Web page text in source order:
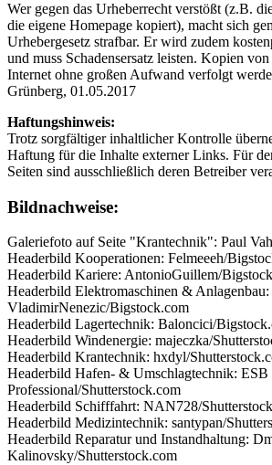
Wer gegen das Urheberrecht verstößt (z.B.
die eigene Homepage kopiert), macht sich
Urhebergesetz strafbar. Er wird zudem
und muss Schadensersatz leisten. Kopien
Internet ohne großen Aufwand verfolgt
Grünberg, 01.05.2017
Haftungshinweis:
Trotz sorgfältiger inhaltlicher Kontrolle
Haftung für die Inhalte externer Links. Für
Seiten sind ausschließlich deren Betreiber
Bildnachweise:
Galeriefoto auf Seite "Krantechnik": Paul
Headerbild Kooperationen: Felmeeeh/
Headerbild Kariere: AntonioGuillem/
Headerbild Elektromaschinen & Anlagenbau:
VladimirNenezic/Bigstock.com
Headerbild Lagertechnik: Baloncici/
Headerbild Windenergie: majeczka/
Headerbild Krantechnik: hxdyl/
Headerbild Hafen- & Umschlagtechnik: ESB
Professional/Shutterstock.com
Headerbild Schifffahrt: NAN728/
Headerbild Medizintechnik: santypan/
Headerbild Reparatur und Instandhaltung:
Kalinovsky/Shutterstock.com